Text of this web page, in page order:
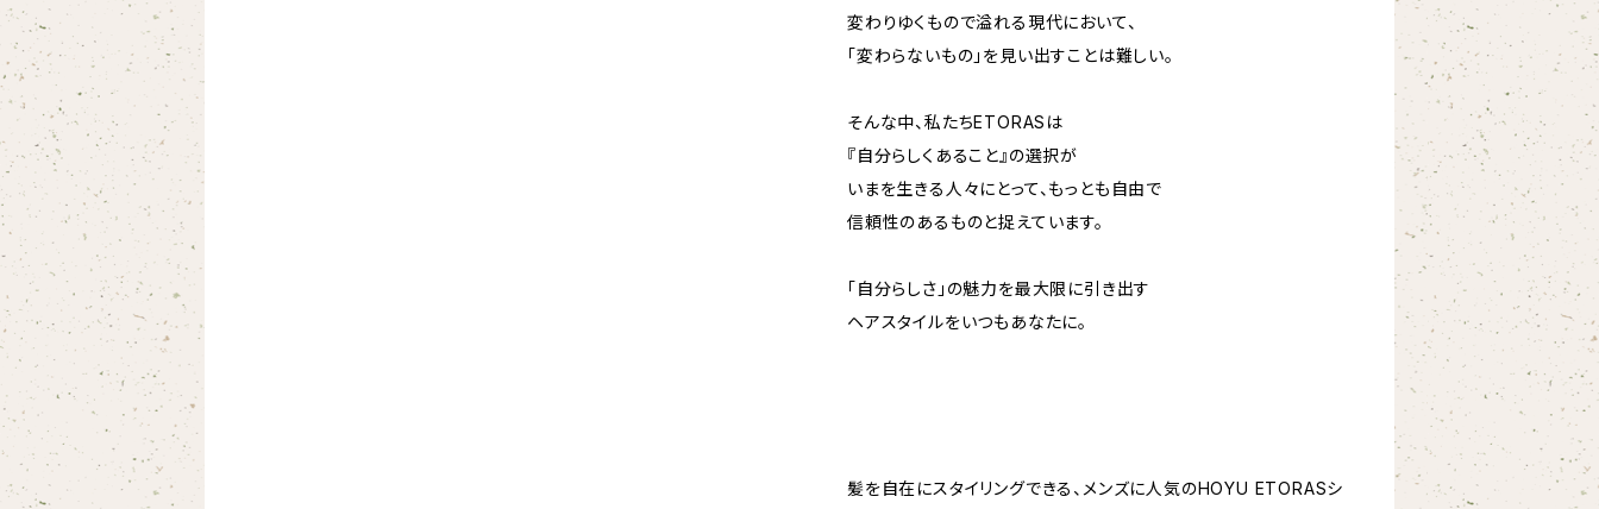
変わりゆくもので溢れる現代において、
「変わらないもの」を見い出すことは難しい。
そんな中、私たちETORASは
『自分らしくあること』の選択が
いまを生きる人々にとって、もっとも自由で
信頼性のあるものと捉えています。
「自分らしさ」の魅力を最大限に引き出す
ヘアスタイルをいつもあなたに。
髪を自在にスタイリングできる、メンズに人気のHOYU ETORASシ